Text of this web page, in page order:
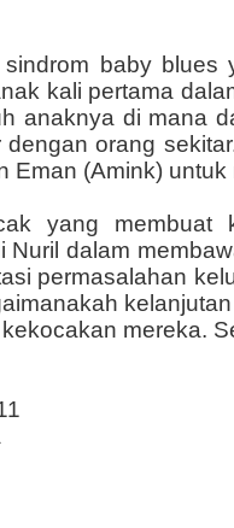
baby
kali pertama
anaknya di mana
orang
Eman (Amink)
yang membuat
Nuril dalam
permasalahan
mereka.